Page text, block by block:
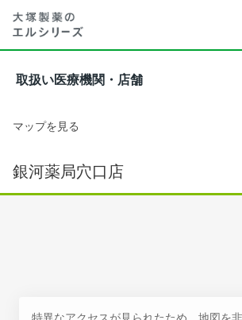
取扱い医療機関・店舗
マップを見る
銀河薬局穴口店
特異なアクセスが見られたため、地図を